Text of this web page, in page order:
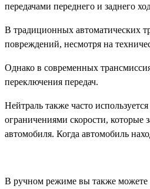
передачами переднего и заднего
В традиционных автоматических
повреждений, несмотря на
Однако в современных
переключения передач.
Нейтраль также часто
ограничениями скорости, которые
автомобиля. Когда автомобиль
В ручном режиме вы также можете